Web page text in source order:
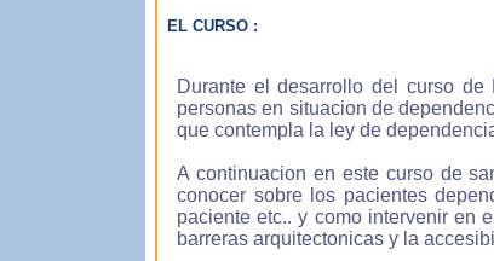
EL CURSO :
Durante el desarrollo del curso
personas en situacion de
que contempla la ley de
A continuacion en este curso de
conocer sobre los pacientes
paciente etc.. y como intervenir en
barreras arquitectonicas y la